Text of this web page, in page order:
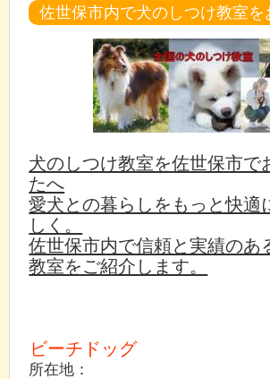
佐世保市内で犬のしつけ教室を
犬のしつけ教室を佐世保市で
たへ
愛犬との暮らしをもっと快適
しく。
佐世保市内で信頼と実績のあ
教室をご紹介します。
ビーチドッグ
所在地：